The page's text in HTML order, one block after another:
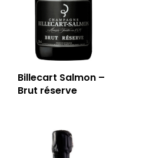
Billecart Salmon –
Brut réserve